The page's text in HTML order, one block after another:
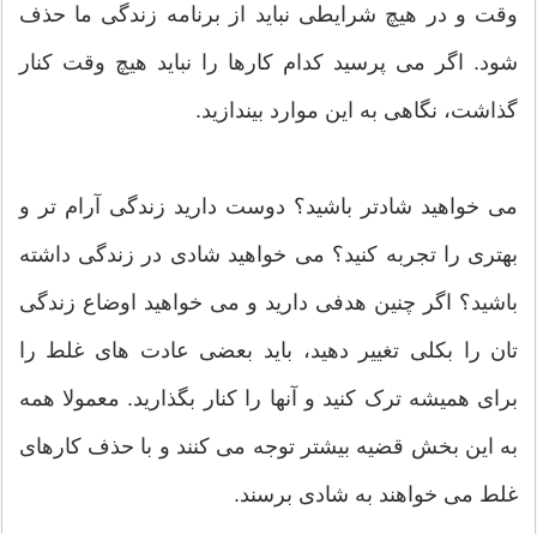
وقت و در هیچ شرایطی نباید از برنامه زندگی ما حذف
شود. اگر می پرسید کدام کارها را نباید هیچ وقت کنار
گذاشت، نگاهی به این موارد بیندازید.
می خواهید شادتر باشید؟ دوست دارید زندگی آرام تر و
بهتری را تجربه کنید؟ می خواهید شادی در زندگی داشته
باشید؟ اگر چنین هدفی دارید و می خواهید اوضاع زندگی
تان را بکلی تغییر دهید، باید بعضی عادت های غلط را
برای همیشه ترک کنید و آنها را کنار بگذارید. معمولا همه
به این بخش قضیه بیشتر توجه می کنند و با حذف کارهای
غلط می خواهند به شادی برسند.